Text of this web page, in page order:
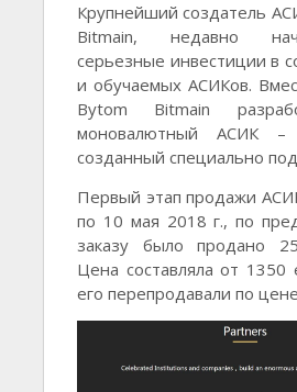
Крупнейший создатель
Bitmain, недавно
серьезные инвестиции в
и обучаемых АСИКов.
Bytom Bitmain
моновалютный АСИК –
созданный специально
Первый этап продажи
по 10 мая 2018 г., по
заказу было продано
Цена составляла от 1350
его перепродавали по